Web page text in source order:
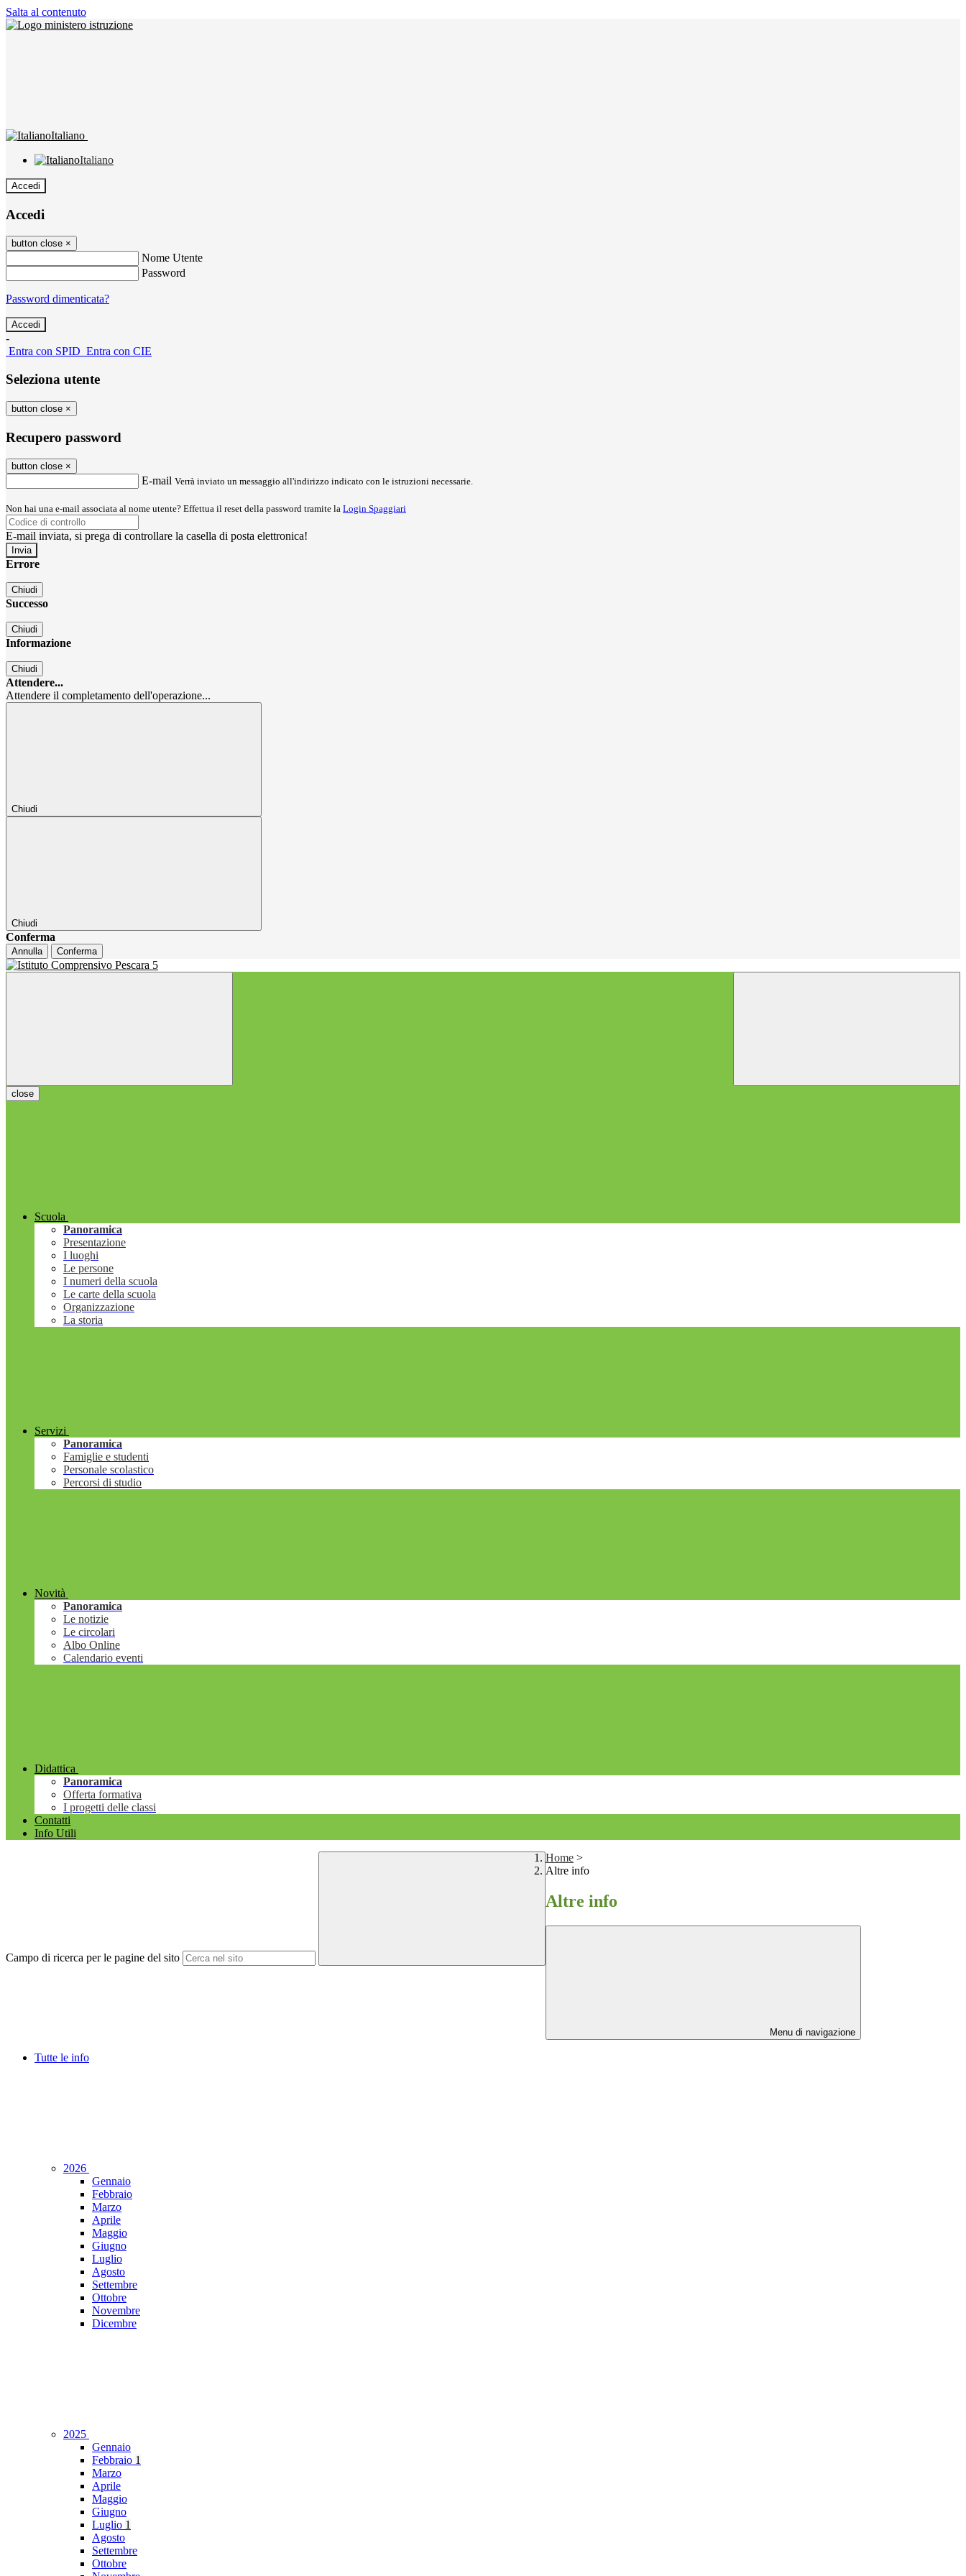
Salta al contenuto
Italiano
Italiano
Accedi
Accedi
button close ×
Nome Utente
Password
Password dimenticata?
-
Entra con SPID Entra con CIE
Seleziona utente
button close ×
Recupero password
button close ×
E-mail Verrà inviato un messaggio all'indirizzo indicato con le istruzioni necessarie.
Non hai una e-mail associata al nome utente? Effettua il reset della password tramite la Login Spaggiari
E-mail inviata, si prega di controllare la casella di posta elettronica!
Errore
Chiudi
Successo
Chiudi
Informazione
Chiudi
Attendere...
Attendere il completamento dell'operazione...
Chiudi
Chiudi
Conferma
Annulla Conferma
close
Scuola
Panoramica
Presentazione
I luoghi
Le persone
I numeri della scuola
Le carte della scuola
Organizzazione
La storia
Servizi
Panoramica
Famiglie e studenti
Personale scolastico
Percorsi di studio
Novità
Panoramica
Le notizie
Le circolari
Albo Online
Calendario eventi
Didattica
Panoramica
Offerta formativa
I progetti delle classi
Contatti
Info Utili
Campo di ricerca per le pagine del sito
Home >
Altre info
Altre info
Menu di navigazione
Tutte le info
2026
Gennaio
Febbraio
Marzo
Aprile
Maggio
Giugno
Luglio
Agosto
Settembre
Ottobre
Novembre
Dicembre
2025
Gennaio
Febbraio 1
Marzo
Aprile
Maggio
Giugno
Luglio 1
Agosto
Settembre
Ottobre